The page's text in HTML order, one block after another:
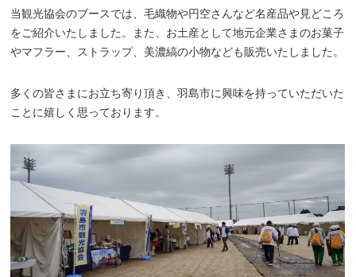
当観光協会のブースでは、毛織物や円空さんなど名産品や見どころ
をご紹介いたしました。また、お土産として地元企業さまのお菓子
やマフラー、ストラップ、美濃縞の小物なども販売いたしました。
多くの皆さまにお立ち寄り頂き、羽島市に興味を持っていただいた
ことに嬉しく思っております。